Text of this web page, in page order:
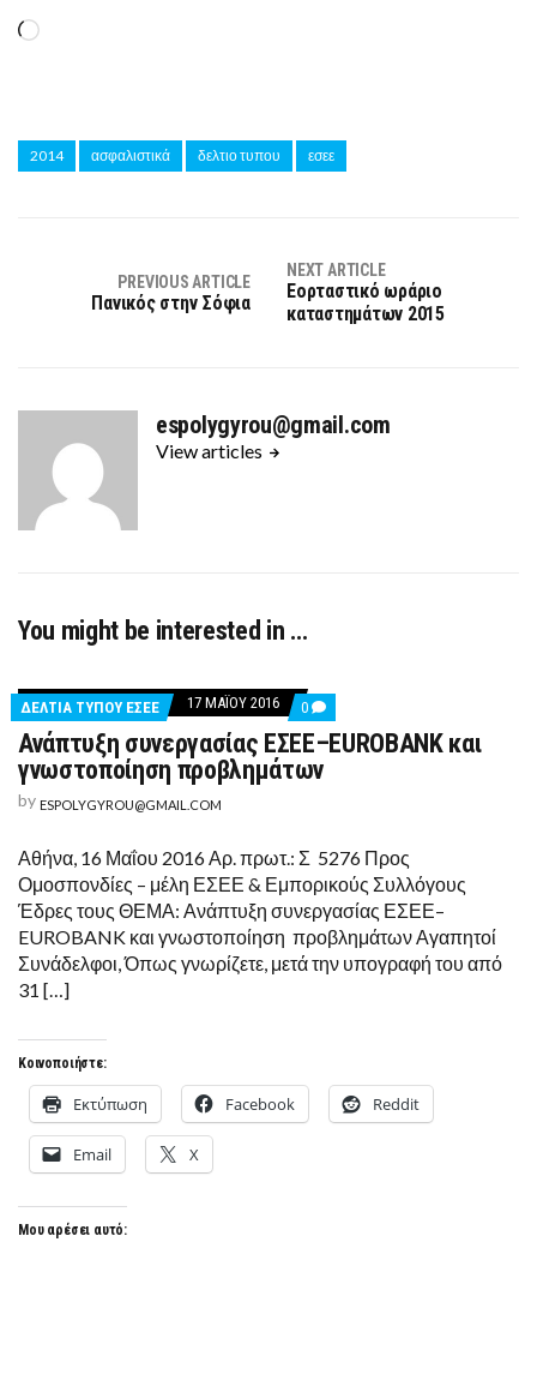
Loading…
2014 ασφαλιστικά δελτιο τυπου εσεε
PREVIOUS ARTICLE
Πανικός στην Σόφια
NEXT ARTICLE
Εορταστικό ωράριο
καταστημάτων 2015
espolygyrou@gmail.com
View articles
You might be interested in …
ΔΕΛΤΊΑ ΤΎΠΟΥ ΕΣΕΕ 17 ΜΑΪ́ΟΥ 2016 0 COMMENTS
ON
ΑΝΆΠΤΥΞΗ
ΣΥΝΕΡΓΑΣΊΑΣ
ΕΣΕΕ–
ΠΡΟΒΛΗΜΆΤΩΝ
Ανάπτυξη συνεργασίας ΕΣΕΕ–EUROBANK και
γνωστοποίηση προβλημάτων
by ESPOLYGYROU@GMAIL.COM
Αθήνα, 16 Μαΐου 2016 Αρ. πρωτ.: Σ 5276 Προς
Ομοσπονδίες – μέλη ΕΣΕΕ & Εμπορικούς Συλλόγους
Έδρες τους ΘΕΜΑ: Ανάπτυξη συνεργασίας ΕΣΕΕ–
EUROBANK και γνωστοποίηση προβλημάτων Αγαπητοί
Συνάδελφοι, Όπως γνωρίζετε, μετά την υπογραφή του από
31 […]
Κοινοποιήστε:
Εκτύπωση Facebook Reddit
Email X
Μου αρέσει αυτό: